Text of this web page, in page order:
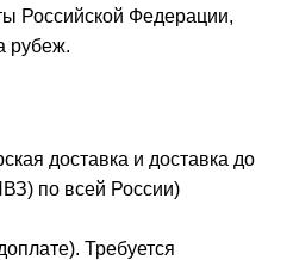
Российской Федерации,
рубеж.
доставка и доставка до
по всей России)
Требуется